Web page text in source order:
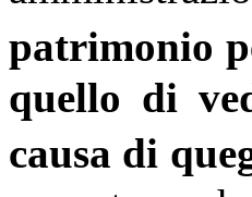
patrimonio
quello di
causa di